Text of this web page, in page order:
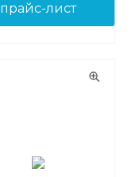
прайс-лист